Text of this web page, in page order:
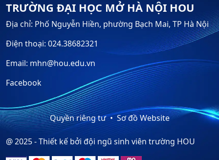
TRƯỜNG ĐẠI HỌC MỞ HÀ NỘI HOU
Địa chỉ: Phố Nguyễn Hiền, phường Bạch Mai, TP Hà Nội
Điện thoại: 024.38682321
Email: mhn@hou.edu.vn
Facebook
Quyền riêng tư Sơ đồ Website
@ 2025 - Thiết kế bởi đội ngũ sinh viên trường HOU